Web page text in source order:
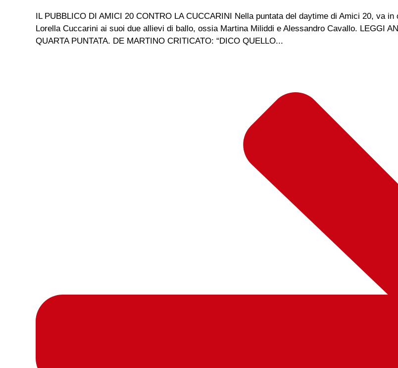
IL PUBBLICO DI AMICI 20 CONTRO LA CUCCARINI Nella puntata del daytime di Amici 20, va
Lorella Cuccarini ai suoi due allievi di ballo, ossia Martina Miliddi e Alessandro Cavallo. LEGGI
QUARTA PUNTATA. DE MARTINO CRITICATO: “DICO QUELLO...